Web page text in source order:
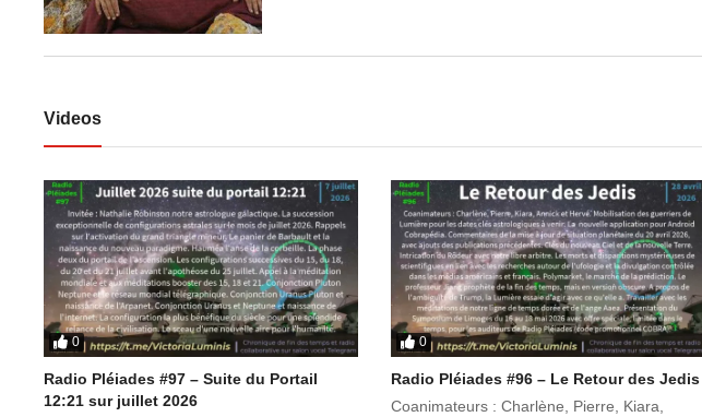
Videos
0
Radio Pléiades #97 – Suite du Portail
12:21 sur juillet 2026
0
Radio Pléiades #96 – Le Retour des Jedis
Coanimateurs : Charlène, Pierre, Kiara,